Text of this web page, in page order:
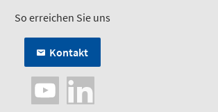
So erreichen Sie uns
Kontakt